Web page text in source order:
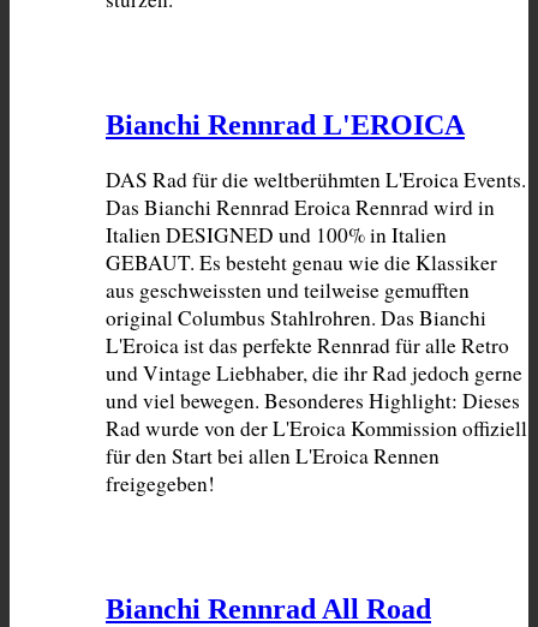
Bianchi Rennrad L'EROICA
DAS Rad für die weltberühmten L'Eroica Events.
Das Bianchi Rennrad Eroica Rennrad wird in
Italien DESIGNED und 100% in Italien
GEBAUT. Es besteht genau wie die Klassiker
aus geschweissten und teilweise gemufften
original Columbus Stahlrohren. Das Bianchi
L'Eroica ist das perfekte Rennrad für alle Retro
und Vintage Liebhaber, die ihr Rad jedoch gerne
und viel bewegen. Besonderes Highlight: Dieses
Rad wurde von der L'Eroica Kommission offiziell
für den Start bei allen L'Eroica Rennen
freigegeben!
Bianchi Rennrad All Road